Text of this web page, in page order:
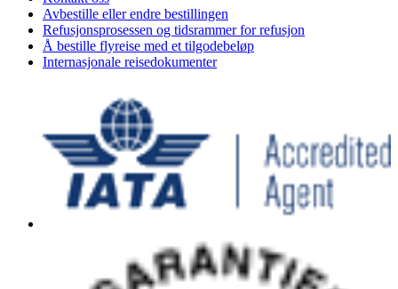
Avbestille eller endre bestillingen
Refusjonsprosessen og tidsrammer for refusjon
Å bestille flyreise med et tilgodebeløp
Internasjonale reisedokumenter